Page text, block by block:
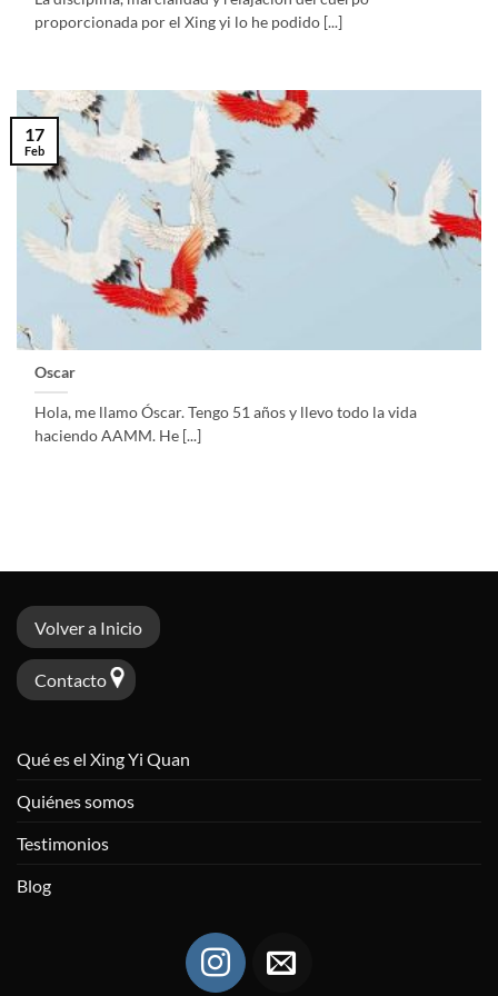
proporcionada por el Xing yi lo he podido [...]
Oscar
Hola, me llamo Óscar. Tengo 51 años y llevo todo la vida
haciendo AAMM. He [...]
17
Feb
Volver a Inicio
Contacto
Qué es el Xing Yi Quan
Quiénes somos
Testimonios
Blog